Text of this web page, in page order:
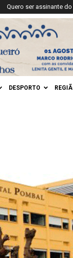
Quero ser assinante do
DESPORTO